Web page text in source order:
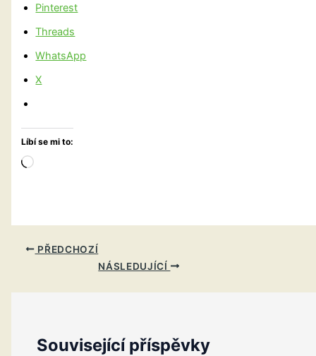
Pinterest
Threads
WhatsApp
X
Líbí se mi to:
Načítání…
PŘEDCHOZÍ
NÁSLEDUJÍCÍ
Související příspěvky